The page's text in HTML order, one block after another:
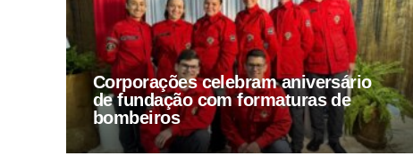
Corporações celebram aniversário
de fundação com formaturas de
bombeiros